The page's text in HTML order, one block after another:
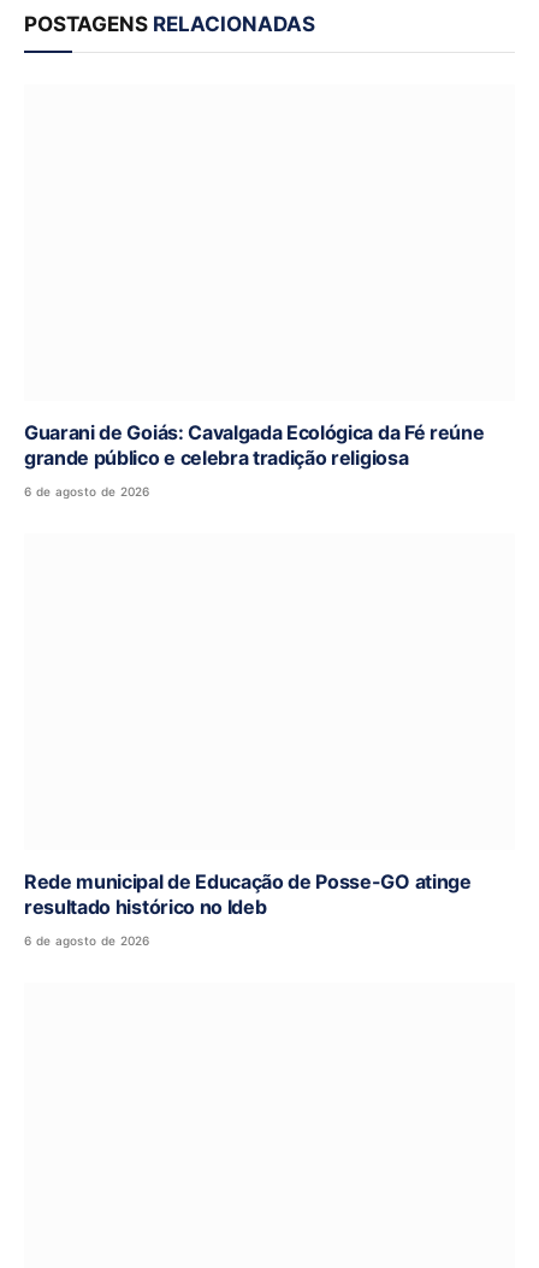
POSTAGENS RELACIONADAS
Guarani de Goiás: Cavalgada Ecológica da Fé reúne
grande público e celebra tradição religiosa
6 de agosto de 2026
Rede municipal de Educação de Posse-GO atinge
resultado histórico no Ideb
6 de agosto de 2026